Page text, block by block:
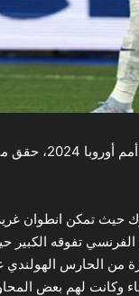
ضمن فعاليات
تفوقه الكبير
في الدقيقة 8 بعد هفوة كبيرة من
وكانت لهم بعض